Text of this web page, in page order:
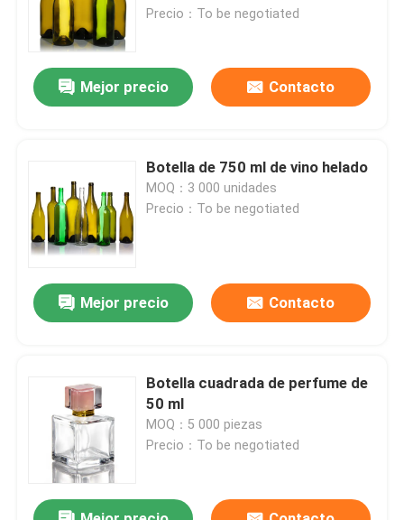
Visita a la fábrica
Control de Calidad
Solicitar una cotización
Botellas de vidrio
Tazas de vidrio
Capa de botella del frasco
Artículos de vidrio para el hogar
Precio：To be negotiated
Mejor precio Contacto
Botella de 750 ml de vino helado
MOQ：3 000 unidades
Precio：To be negotiated
Mejor precio Contacto
Botella cuadrada de perfume de
50 ml
MOQ：5 000 piezas
Precio：To be negotiated